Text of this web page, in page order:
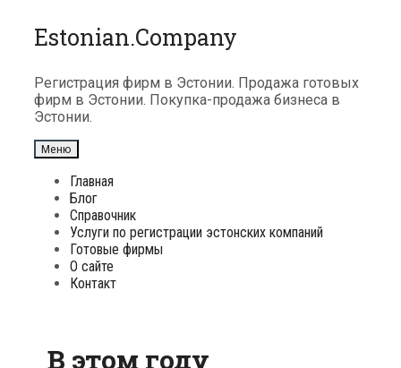
Перейти
к
Estonian.Company
Регистрация фирм в Эстонии. Продажа готовых
фирм в Эстонии. Покупка-продажа бизнеса в
Эстонии.
Меню
Главная
Блог
Справочник
Услуги по регистрации эстонских компаний
Готовые фирмы
О сайте
Контакт
В этом году